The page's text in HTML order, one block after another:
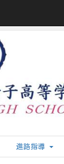
進路指導